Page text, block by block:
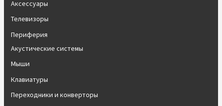
Аксессуары
Телевизоры
Периферия
Акустические системы
Мыши
Клавиатуры
Переходники и конверторы